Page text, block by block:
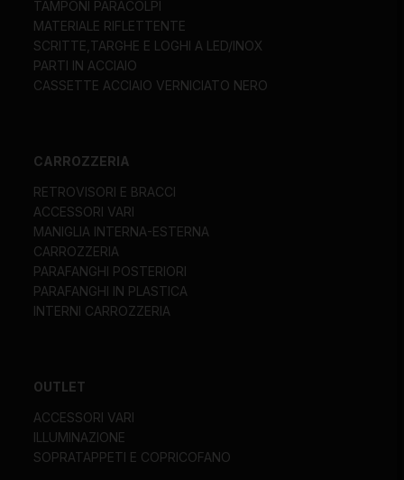
TAMPONI PARACOLPI
MATERIALE RIFLETTENTE
SCRITTE,TARGHE E LOGHI A LED/INOX
PARTI IN ACCIAIO
CASSETTE ACCIAIO VERNICIATO NERO
CARROZZERIA
RETROVISORI E BRACCI
ACCESSORI VARI
MANIGLIA INTERNA-ESTERNA
CARROZZERIA
PARAFANGHI POSTERIORI
PARAFANGHI IN PLASTICA
INTERNI CARROZZERIA
OUTLET
ACCESSORI VARI
ILLUMINAZIONE
SOPRATAPPETI E COPRICOFANO